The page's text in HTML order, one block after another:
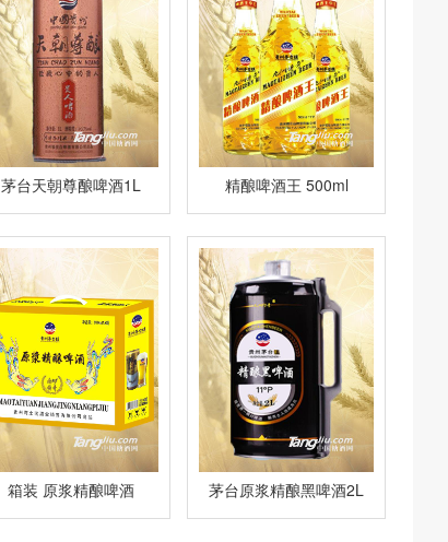
茅台天朝尊酿啤酒1L 精酿啤酒王 500ml
箱装 原浆精酿啤酒 茅台原浆精酿黑啤酒2L